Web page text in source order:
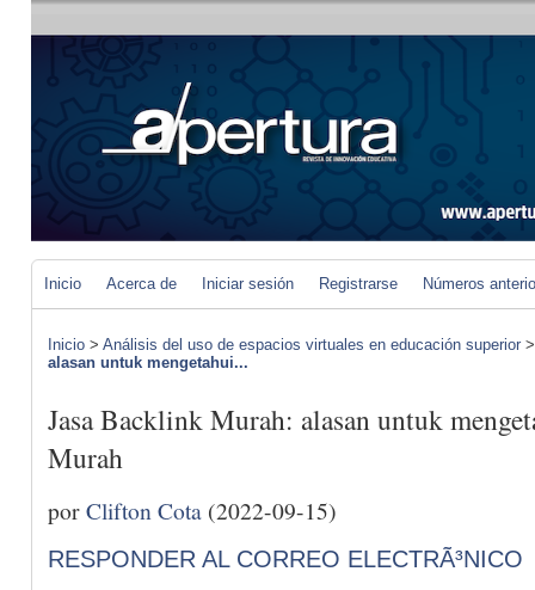
Inicio Acerca de Iniciar sesión Registrarse Números
Inicio > Análisis del uso de espacios virtuales en educación superior
alasan untuk mengetahui...
Jasa Backlink Murah: alasan untuk
Murah
porClifton Cota (2022-09-15)
RESPONDER AL CORREO ELECTRÃ³NICO